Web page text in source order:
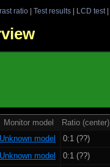
ratio| Test results| LCD test|
Monitor model Ratio (center)
Unknown model
0:1 (??)
Unknown model
0:1 (??)